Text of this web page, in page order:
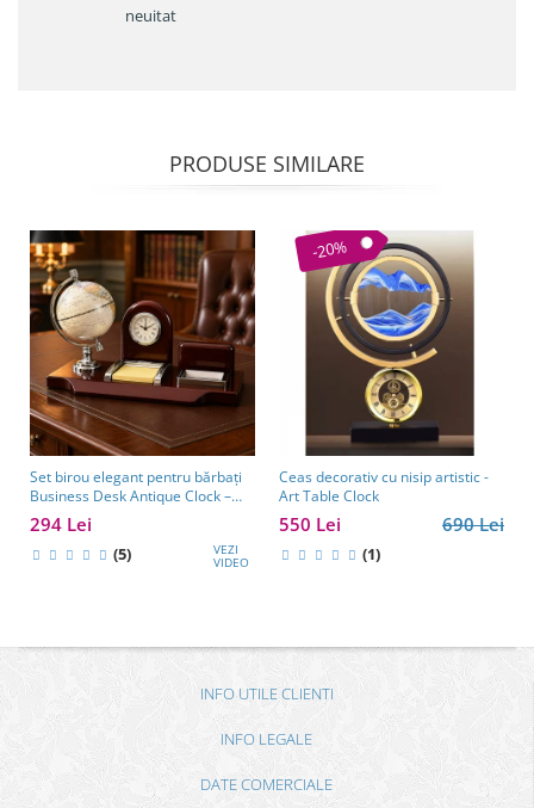
neuitat
PRODUSE SIMILARE
Set birou elegant pentru bărbați
Business Desk Antique Clock –
cadou premium pentru șef, soț
sau partener de afaceri
294 Lei
(5) VEZI
VIDEO
-20%
Ceas decorativ cu nisip artistic -
Art Table Clock
690 Lei
550 Lei
(1)
INFO UTILE CLIENTI
INFO LEGALE
DATE COMERCIALE